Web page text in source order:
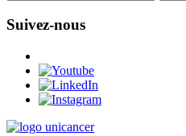
Suivez-nous